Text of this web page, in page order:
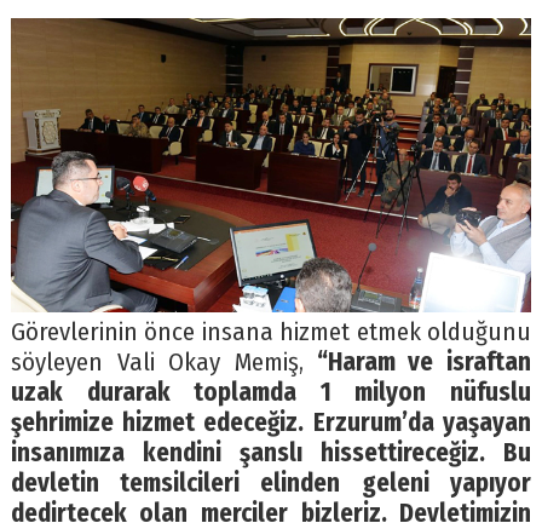
Görevlerinin önce insana hizmet etmek olduğunu
söyleyen Vali Okay Memiş, “Haram ve israftan
uzak durarak toplamda 1 milyon nüfuslu
şehrimize hizmet edeceğiz. Erzurum’da yaşayan
insanımıza kendini şanslı hissettireceğiz. Bu
devletin temsilcileri elinden geleni yapıyor
dedirtecek olan merciler bizleriz. Devletimizin